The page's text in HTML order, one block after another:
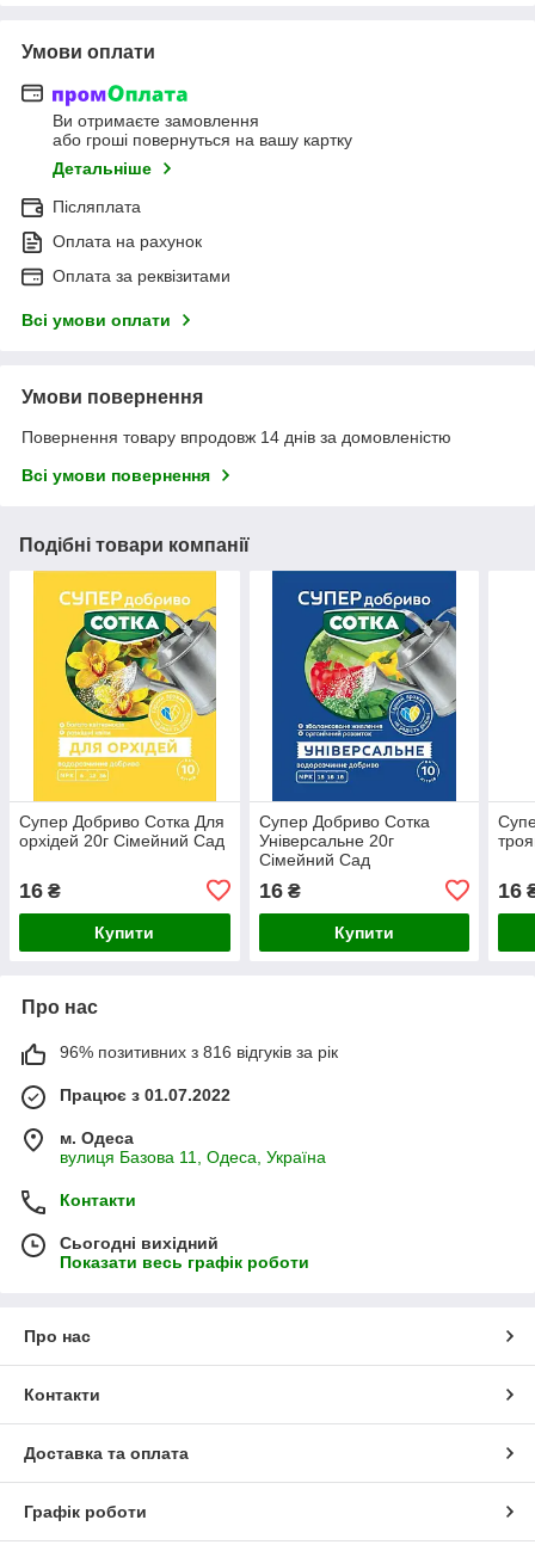
Умови оплати
Ви отримаєте замовлення
або гроші повернуться на вашу картку
Детальніше
Післяплата
Оплата на рахунок
Оплата за реквізитами
Всі умови оплати
Умови повернення
Повернення товару впродовж 14 днів за домовленістю
Всі умови повернення
Подібні товари компанії
Супер Добриво Сотка Для
орхідей 20г Сімейний Сад
16 ₴
Купити
Супер Добриво Сотка
Універсальне 20г
Сімейний Сад
16₴
Купити
16
Про нас
96% позитивних з 816 відгуків за рік
Працює з 01.07.2022
м. Одеса
вулиця Базова 11, Одеса, Україна
Контакти
Сьогодні вихідний
Показати весь графік роботи
Про нас
Контакти
Доставка та оплата
Графік роботи